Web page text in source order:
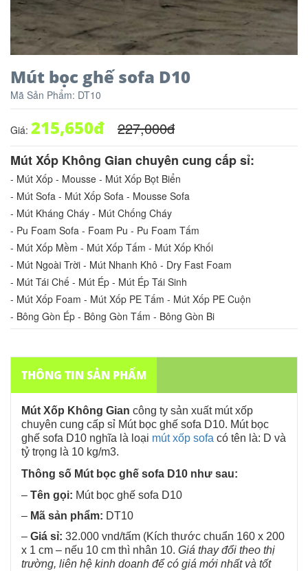
Mút bọc ghế sofa D10
Mã Sản Phẩm: DT10
Giá: 215,650đ 227,000đ
Mút Xốp Không Gian chuyên cung cấp sỉ:
- Mút Xốp - Mousse - Mút Xốp Bọt Biển
- Mút Sofa - Mút Xốp Sofa - Mousse Sofa
- Mút Kháng Cháy - Mút Chống Cháy
- Pu Foam Sofa - Foam Pu - Pu Foam Tấm
- Mút Xốp Mềm - Mút Xốp Tấm - Mút Xốp Khối
- Mút Ngoài Trời - Mút Nhanh Khô - Dry Fast Foam
- Mút Tái Chế - Mút Ép - Mút Ép Tái Sinh
- Mút Xốp Foam - Mút Xốp PE Tấm - Mút Xốp PE Cuộn
- Bông Gòn Ép - Bông Gòn Tấm - Bông Gòn Bi
THÔNG TIN SẢN PHẨM
Mút Xốp Không Gian công ty sản xuất mút xốp
chuyên cung cấp sỉ Mút bọc ghế sofa D10. Mút bọc
ghế sofa D10 nghĩa là loại mút xốp sofa có tên là: D và
tỷ trọng là 10 kg/m3.
Thông số Mút bọc ghế sofa D10 như sau:
– Tên gọi: Mút bọc ghế sofa D10
– Mã sản phẩm: DT10
– Giá sỉ: 32.000 vnd/tấm (Kích thước chuẩn 160 x 200
x 1 cm – nếu 10 cm thì nhân 10. Giá thay đổi theo thị
trường, liên hệ kinh doanh để có giá mới nhất và tốt